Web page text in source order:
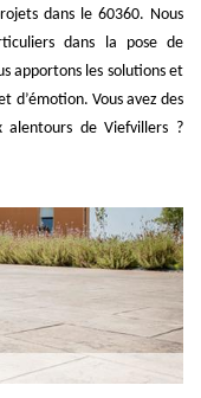
dans le 60360. Nous
dans la pose de
apportons les solutions et
d’émotion. Vous avez des
de Viefvillers ?